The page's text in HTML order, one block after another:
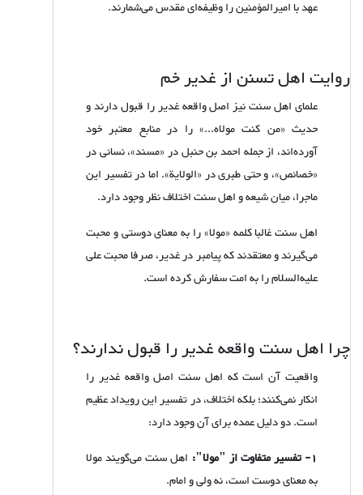
عهد با امیرالمؤمنین را وظیفه‌ای مقدس می‌شمارند.
روایت اهل تسنن از غدیر خم
علمای اهل سنت نیز اصل واقعه غدیر را قبول دارند و
حدیث «من کنت مولاه...» را در منابع معتبر خود
آورده‌اند، از جمله احمد بن حنبل در «مسند»، نسائی در
«خصائص»، و حتی طبری در «الولایة». اما در تفسیر این
ماجرا، میان شیعه و اهل سنت اختلاف نظر وجود دارد.
اهل سنت غالبا کلمه‌ «مولا» را به معنای دوستی و محبت
می‌گیرند و معتقدند که پیامبر در غدیر، صرفا محبت علی
علیه‌السلام را به امت سفارش کرده است.
چرا اهل سنت واقعه غدیر را قبول ندارند؟
واقعیت آن است که اهل سنت اصل واقعه غدیر را
انکار نمی‌کنند؛ بلکه اختلاف، در تفسیر این رویداد عظیم
است. دو دلیل عمده برای آن وجود دارد:
1- تفسیر متفاوت از "مولا":
اهل سنت می‌گویند مولا
به معنای دوست است، نه ولی و امام.